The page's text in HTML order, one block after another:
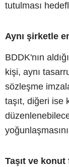
tutulması
Aynı şirketle
BDDK'nın
kişi, aynı
sözleşme
taşıt, diğeri ise
Taşıt ve